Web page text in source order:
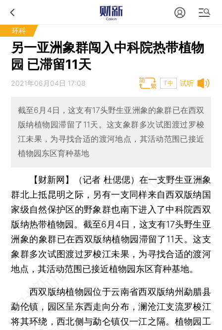
环科
另一亚洲象群闯入中科院热带植物
园 已滞留11天
试听
2021年06月04日 17:08 T中
截至6月4日，这支有17头野生亚洲象的象群已在西双
版纳植物园滞留了11天。这支象群多次试图渡过罗梭
江未果，为寻找合适的渡河地点，其活动范围已接近
植物园东区育种基地
【财新网】（记者 杜偲偲） 在一支野生亚洲象
群北上抵昆明之际，另有一支同样来自西双版纳国
家级自然保护区的野象群也南下进入了中科院西双
版纳热带植物园。截至6月4日，这支有17头野生亚
洲象的象群已在西双版纳植物园滞留了11天。这支
象群多次试图渡过罗梭江未果，为寻找合适的渡河
地点，其活动范围已接近植物园东区育种基地。
西双版纳植物园位于云南省西双版纳州勐腊县
勐伦镇，园区呈东西走向分布，澜沧江支流罗梭江
将其环绕，西北侧与勐仑镇仅一江之隔。植物园工